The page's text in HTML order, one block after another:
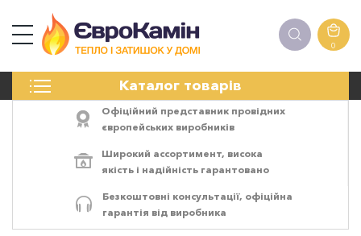
0
Каталог товарів
ПЕЧІ
ЕЛЕКТРОКАМІНИ
АКСЕСУАРИ
Офіційний представник провідних
європейських виробників
Широкий ассортимент, висока
якість і надійність гарантовано
Безкоштовні консультації, офіційна
гарантія від виробника